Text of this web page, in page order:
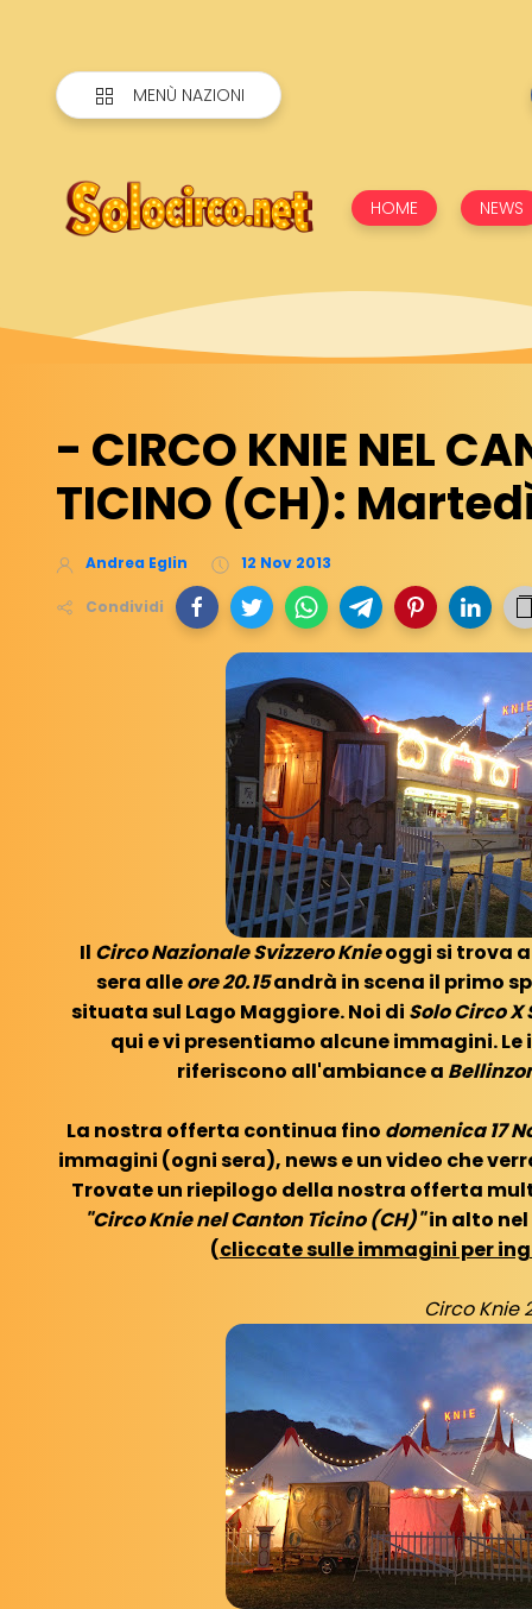
MENÙ NAZIONI
HOME NEWS
- CIRCO KNIE NEL
TICINO (CH): Martedì
Andrea Eglin 12 Nov 2013
Condividi
Il Circo Nazionale Svizzero Knieoggi si trova
sera alleore 20.15andrà in scena il primo
situata sul Lago Maggiore. Noi di Solo Circo X
qui e vi presentiamo alcune immagini.
riferiscono all'ambiance a
La nostra offerta continua fino domenica 17
immagini (ogni sera), news e un video che
Trovate un riepilogo della nostra offerta
"Circo Knie nel Canton Ticino (CH)"in alto nel
(cliccate sulle immagini per
Circo Knie